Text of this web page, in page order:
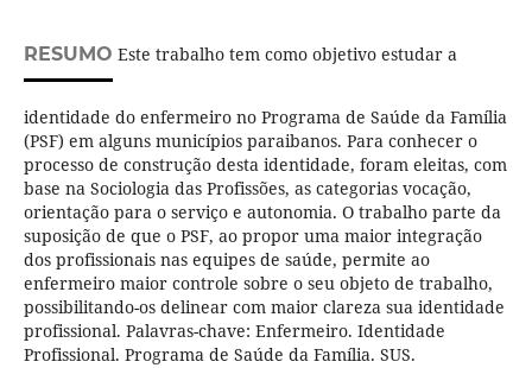
RESUMO Este trabalho tem como objetivo estudar a
identidade do enfermeiro no Programa de Saúde da Família
(PSF) em alguns municípios paraibanos. Para conhecer o
processo de construção desta identidade, foram eleitas, com
base na Sociologia das Profissões, as categorias vocação,
orientação para o serviço e autonomia. O trabalho parte da
suposição de que o PSF, ao propor uma maior integração
dos profissionais nas equipes de saúde, permite ao
enfermeiro maior controle sobre o seu objeto de trabalho,
possibilitando-os delinear com maior clareza sua identidade
profissional. Palavras-chave: Enfermeiro. Identidade
Profissional. Programa de Saúde da Família. SUS.